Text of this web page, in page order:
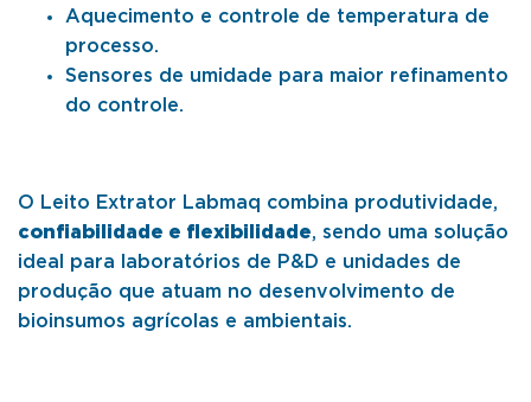
Aquecimento e controle de temperatura de
processo.
Sensores de umidade para maior refinamento
do controle.
O Leito Extrator Labmaq combina produtividade,
confiabilidade e flexibilidade, sendo uma solução
ideal para laboratórios de P&D e unidades de
produção que atuam no desenvolvimento de
bioinsumos agrícolas e ambientais.